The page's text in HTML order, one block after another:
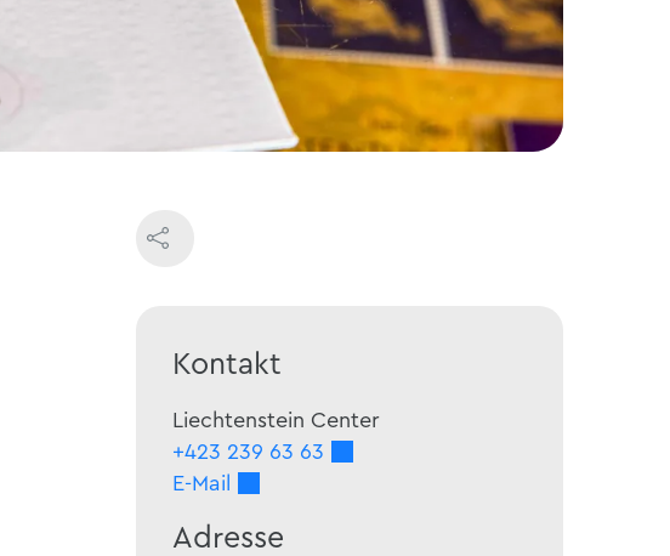
Kontakt
Liechtenstein Center
+423 239 63 63
E-Mail
Adresse